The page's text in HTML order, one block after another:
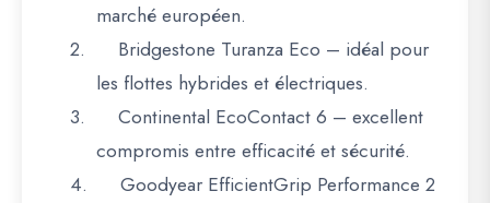
marché européen.
2.
Bridgestone Turanza Eco – idéal pour
les flottes hybrides et électriques.
3.
Continental EcoContact 6 – excellent
compromis entre efficacité et sécurité.
4.
Goodyear EfficientGrip Performance 2